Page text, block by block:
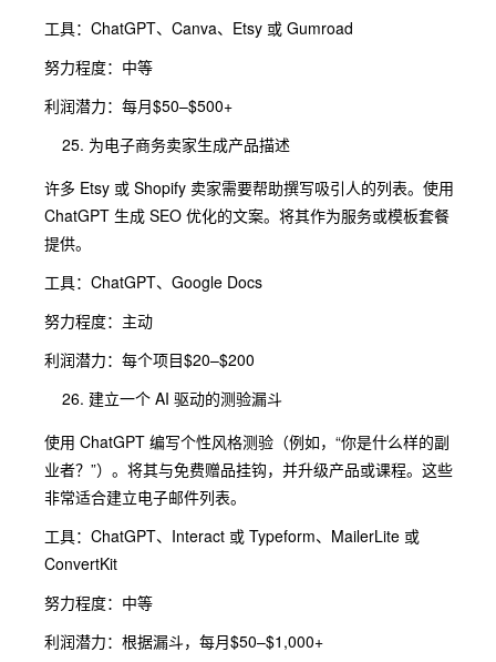
工具：ChatGPT、Canva、Etsy 或 Gumroad
努力程度：中等
利润潜力：每月$50–$500+
为电子商务卖家生成产品描述
许多 Etsy 或 Shopify 卖家需要帮助撰写吸引人的列表。使用
ChatGPT 生成 SEO 优化的文案。将其作为服务或模板套餐
提供。
工具：ChatGPT、Google Docs
努力程度：主动
利润潜力：每个项目$20–$200
建立一个 AI 驱动的测验漏斗
使用 ChatGPT 编写个性风格测验（例如，“你是什么样的副
业者？”）。将其与免费赠品挂钩，并升级产品或课程。这些
非常适合建立电子邮件列表。
工具：ChatGPT、Interact 或 Typeform、MailerLite 或
ConvertKit
努力程度：中等
利润潜力：根据漏斗，每月$50–$1,000+